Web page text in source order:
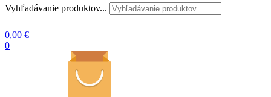
Vyhľadávanie produktov...
0,00 €
0